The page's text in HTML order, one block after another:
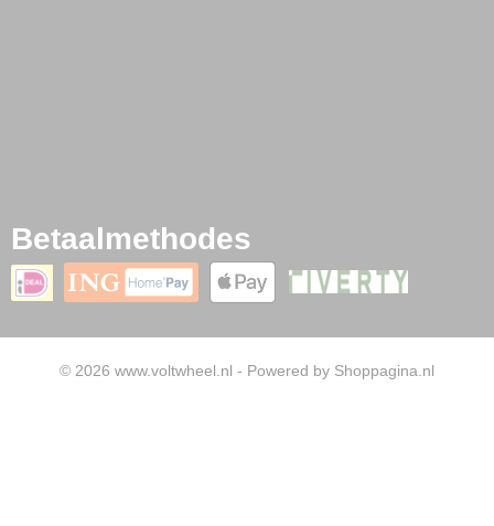
Betaalmethodes
© 2026 www.voltwheel.nl - Powered by Shoppagina.nl